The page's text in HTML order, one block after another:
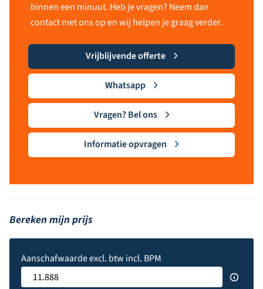
binnen een minuut. Heb je vragen? Neem dan
contact met ons op en wij helpen je graag verder.
Vrijblijvende offerte
Whatsapp
Vragen? Bel ons
Informatie opvragen
Bereken mijn prijs
Aanschafwaarde excl. btw incl. BPM